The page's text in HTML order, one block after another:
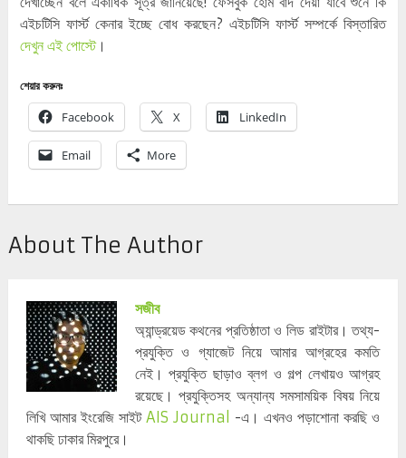
এইচটিসি ফার্স্ট কেনার ইচ্ছে বোধ করছেন? এইচটিসি ফার্স্ট সম্পর্কে বিস্তারিত
দেখুন এই পোস্টে।
শেয়ার করুনঃ
Facebook X LinkedIn
Email More
About The Author
সজীব
অ্যান্ড্রয়েড কথনের প্রতিষ্ঠাতা ও লিড রাইটার। তথ্য-
প্রযুক্তি ও গ্যাজেট নিয়ে আমার আগ্রহের কমতি
নেই। প্রযুক্তি ছাড়াও ব্লগ ও গল্প লেখায়ও আগ্রহ
রয়েছে। প্রযুক্তিসহ অন্যান্য সমসাময়িক বিষয় নিয়ে
লিখি আমার ইংরেজি সাইট AIS Journal -এ। এখনও পড়াশোনা করছি ও
থাকছি ঢাকার মিরপুরে।